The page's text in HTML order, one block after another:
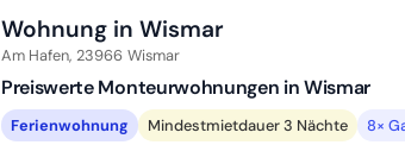
Wohnung in Wismar
Am Hafen, 23966 Wismar
Preiswerte Monteurwohnungen in Wismar
Ferienwohnung Mindestmietdauer 3 Nächte 8×